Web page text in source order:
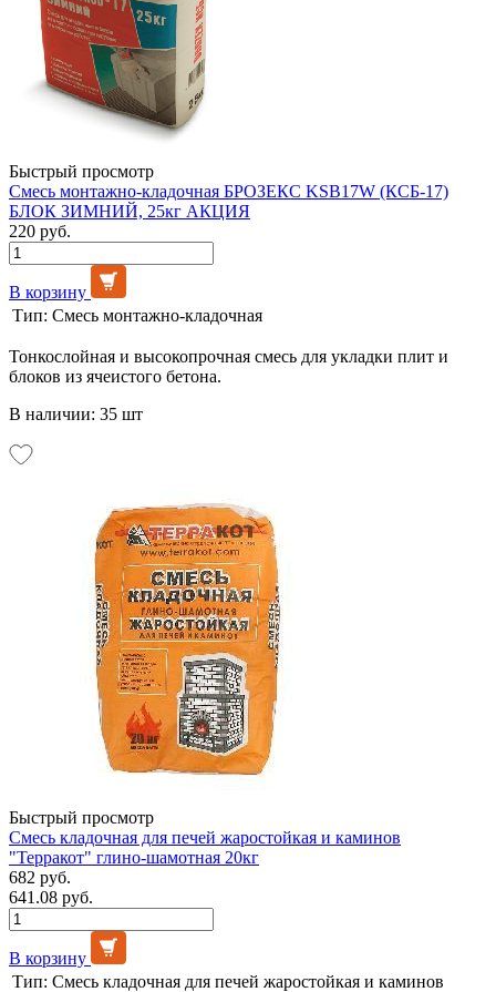
Быстрый просмотр
Смесь монтажно-кладочная БРОЗЕКС KSB17W (КСБ-17)
БЛОК ЗИМНИЙ, 25кг АКЦИЯ
220 руб.
В корзину
Тип: Смесь монтажно-кладочная
Тонкослойная и высокопрочная смесь для укладки плит и
блоков из ячеистого бетона.
В наличии: 35 шт
Быстрый просмотр
Смесь кладочная для печей жаростойкая и каминов
"Терракот" глино-шамотная 20кг
682 руб.
641.08 руб.
В корзину
Тип: Смесь кладочная для печей жаростойкая и каминов